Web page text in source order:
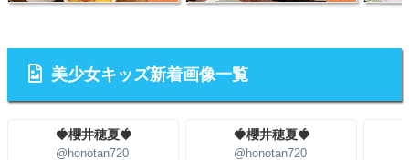
美少女キッズ新着画像一覧
🍓櫻井穂夏🍓
@honotan720
🍓櫻井穂夏🍓
@honotan720